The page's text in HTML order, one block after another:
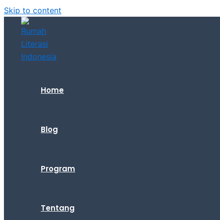
Skip to content
Home
Blog
Program
Tentang